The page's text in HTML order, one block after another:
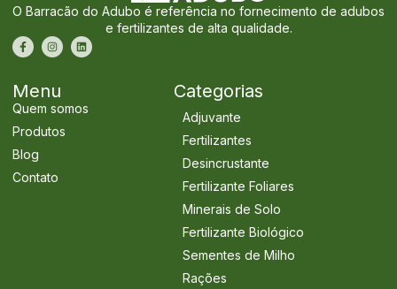
O Barracão do Adubo é referência no fornecimento de adubos
e fertilizantes de alta qualidade.
Menu
Quem somos
Produtos
Blog
Contato
Categorias
Adjuvante
Fertilizantes
Desincrustante
Fertilizante Foliares
Minerais de Solo
Fertilizante Biológico
Sementes de Milho
Rações